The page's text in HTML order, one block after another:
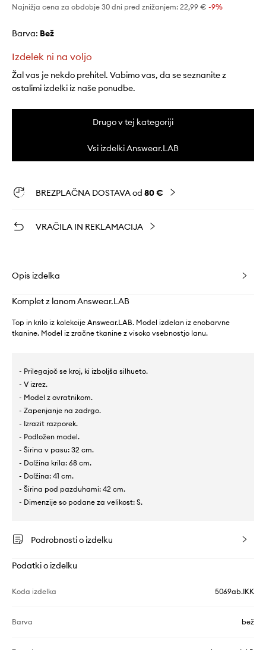
Najnižja cena za obdobje 30 dni pred znižanjem: 22,99 € -9%
Barva: bež
Izdelek ni na voljo
Žal vas je nekdo prehitel. Vabimo vas, da se seznanite z
ostalimi izdelki iz naše ponudbe.
Drugo v tej kategoriji
Vsi izdelki Answear.LAB
BREZPLAČNA DOSTAVA od 80 €
VRAČILA IN REKLAMACIJA
Opis izdelka
Komplet z lanom Answear.LAB
Top in krilo iz kolekcije Answear.LAB. Model izdelan iz enobarvne
tkanine. Model iz zračne tkanine z visoko vsebnostjo lanu.
- Prilegajoč se kroj, ki izboljša silhueto.
- V izrez.
- Model z ovratnikom.
- Zapenjanje na zadrgo.
- Izrazit razporek.
- Podložen model.
- Širina v pasu: 32 cm.
- Dolžina krila: 68 cm.
- Dolžina: 41 cm.
- Širina pod pazduhami: 42 cm.
- Dimenzije so podane za velikost: S.
Podrobnosti o izdelku
Podatki o izdelku
Koda izdelka 5069ab.IKK
Barva bež